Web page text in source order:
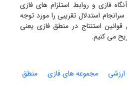
فازی و روابط استلزام های فازی
استدلال تقریبی را مورد توجه
قوانین استنتاج در منطق فازی یعنی
می کنیم.
مجموعه های فازی
منطق